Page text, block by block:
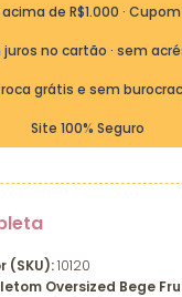
acima de R$1.000 · Cupom
juros no cartão · sem
grátis e sem
Site 100% Seguro
(SKU):10120
Oversized Bege